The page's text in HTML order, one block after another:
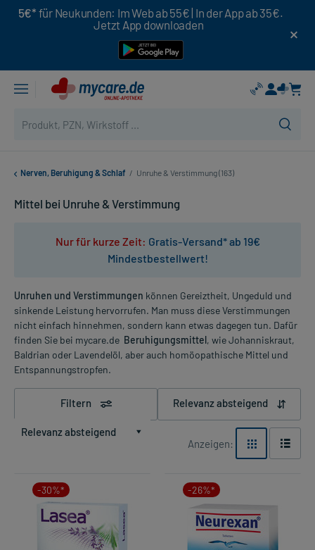
5€* für Neukunden: Im Web ab 55€ | In der App ab 35€.
Jetzt App downloaden
Nerven, Beruhigung & Schlaf / Unruhe & Verstimmung (163)
Mittel bei Unruhe & Verstimmung
Nur für kurze Zeit: Gratis-Versand* ab 19€
Mindestbestellwert!
Unruhen und Verstimmungen können Gereiztheit, Ungeduld und
sinkende Leistung hervorrufen. Man muss diese Verstimmungen
nicht einfach hinnehmen, sondern kann etwas dagegen tun. Dafür
finden Sie bei mycare.de Beruhigungsmittel, wie Johanniskraut,
Baldrian oder Lavendelöl, aber auch homöopathische Mittel und
Entspannungstropfen.
Filtern Relevanz absteigend
Relevanz absteigend
Anzeigen:
-30%* -26%*